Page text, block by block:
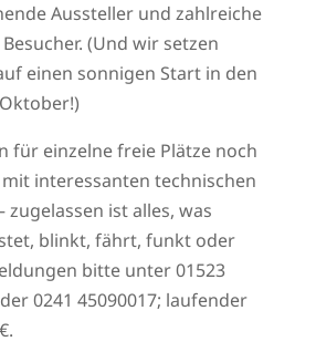
Aussteller und zahlreiche
(Und wir setzen
einen sonnigen Start in den
für einzelne freie Plätze noch
interessanten technischen
zugelassen ist alles, was
blinkt, fährt, funkt oder
bitte unter 01523
0241 45090017; laufender